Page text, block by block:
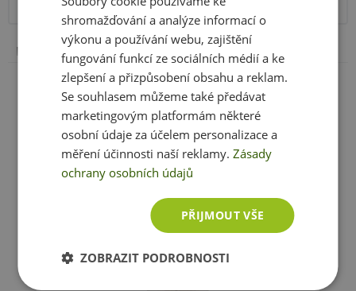
přímému slunečnímu záření. Chraňte před mrazem.
Výrobce neručí za vady vzniklé nevhodným skladováním
a použitím.
Upozornění pro alergiky:
Alergeny ve složení produktu
zvýrazněny.
Další složky
Celulóza (tobolka), celulózový prášek a kyselina
stearová (rostlinný zdroj).Zobrazit celé parametry
Ještě jste si nevybrali?
Doporučujeme vám podobné produkty
shromažďování a analýze informací o
výkonu a používání webu, zajištění
fungování funkcí ze sociálních médií a ke
zlepšení a přizpůsobení obsahu a reklam.
Se souhlasem můžeme také předávat
marketingovým platformám některé
osobní údaje za účelem personalizace a
měření účinnosti naší reklamy.Zásady
ochrany osobních údajů
PŘIJMOUT VŠE
ZOBRAZIT PODROBNOSTI